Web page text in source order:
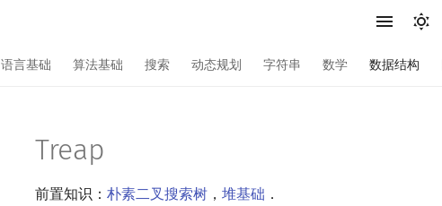
语言基础 算法基础 搜索 动态规划 字符串 数学 数据结构
Treap
前置知识： 朴素二叉搜索树 ， 堆基础 ．